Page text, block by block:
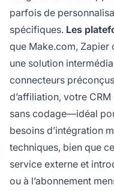
parfois de
spécifiques. Les
que Make.com, Zapier
une solution
connecteurs
d’affiliation, votre
sans codage—idéal
besoins d’intégration
techniques, bien que
service externe et
ou à l’abonnement